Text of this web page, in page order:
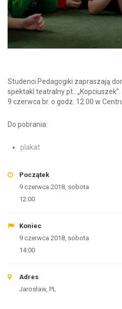
Studenci Pedagogiki zapraszają
spektakl teatralny pt.:
9 czerwca br. o godz. 12.00 w
Do pobrania:
plakat
Początek
9 czerwca 2018, sobota
12:00
Koniec
9 czerwca 2018, sobota
14:00
Adres
Jarosław, PL